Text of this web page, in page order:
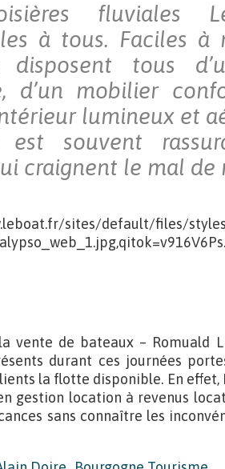
fluviales
à tous. Faciles à
disposent tous
d’un mobilier
lumineux et
est souvent
craignent le mal de
vente de bateaux – Romuald
durant ces journées
la flotte disponible. En effet,
gestion location à revenus
sans connaître les